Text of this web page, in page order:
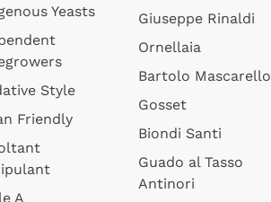
Yeasts
Style
Friendly
A
Giuseppe Rinaldi
Ornellaia
Bartolo Mascarello
Gosset
Biondi Santi
Guado al Tasso
Antinori